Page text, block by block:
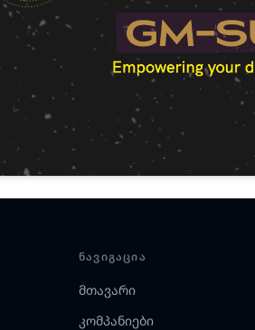
ᲜᲐᲕᲘᲒᲐᲪᲘᲐ
მთავარი
კომპანიები